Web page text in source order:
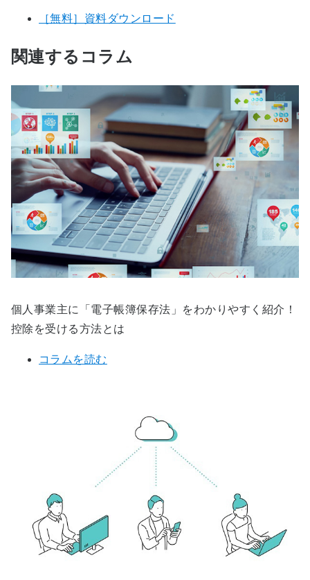
［無料］資料ダウンロード
関連するコラム
個人事業主に「電子帳簿保存法」をわかりやすく紹介！
控除を受ける方法とは
コラムを読む